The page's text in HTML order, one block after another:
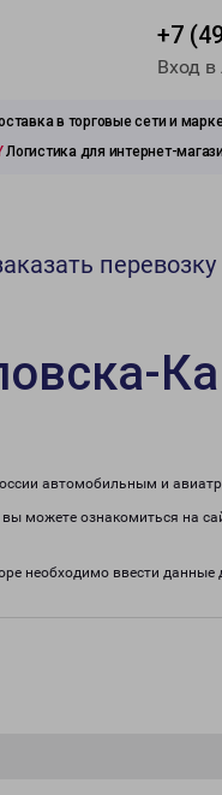
+7
Вход
в торговые сети и
Логистика для интернет-
перевозку
автомобильным и
можете ознакомиться на
необходимо ввести